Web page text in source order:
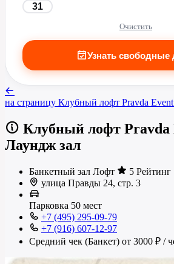
31
Очистить
Узнать свободные
на страницу Клубный лофт Pravda Event
Клубный лофт Pravda
Лаундж зал
Банкетный зал Лофт
5 Рейтинг
улица Правды 24, стр. 3
Парковка 50 мест
+7 (495) 295-09-79
+7 (916) 607-12-97
Средний чек (Банкет) от 3000 ₽ /